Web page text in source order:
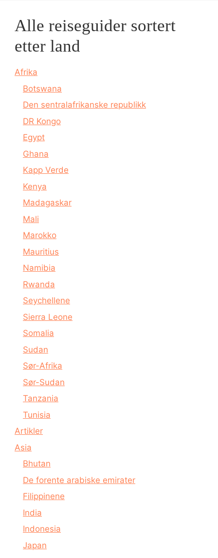
Alle reiseguider sortert
etter land
Afrika
Botswana
Den sentralafrikanske republikk
DR Kongo
Egypt
Ghana
Kapp Verde
Kenya
Madagaskar
Mali
Marokko
Mauritius
Namibia
Rwanda
Seychellene
Sierra Leone
Somalia
Sudan
Sør-Afrika
Sør-Sudan
Tanzania
Tunisia
Artikler
Asia
Bhutan
De forente arabiske emirater
Filippinene
India
Indonesia
Japan